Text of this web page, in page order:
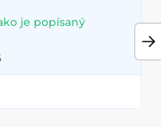
je popísaný